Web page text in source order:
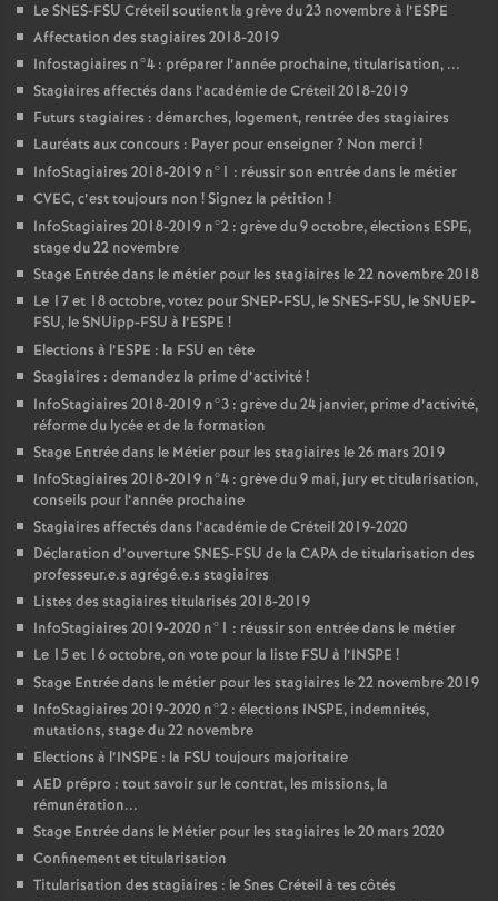
LeSNES-FSU Créteil soutient la grève du 23 novembre à l’ESPE
Affectation des stagiaires 2018-2019
Infostagiaires n°4 : préparer l’année prochaine, titularisation, ...
Stagiaires affectés dans l’académie de Créteil 2018-2019
Futurs stagiaires : démarches, logement, rentrée des stagiaires
Lauréats aux concours : Payer pour enseigner? Non merci !
InfoStagiaires 2018-2019 n°1 : réussir son entrée dans le métier
CVEC, c’est toujours non ! Signez la pétition !
InfoStagiaires 2018-2019 n°2 : grève du 9 octobre, élections ESPE,
stage du 22 novembre
Stage Entrée dans le métier pour les stagiaires le 22 novembre 2018
Le 17 et 18 octobre, votez pourSNEP-FSU, leSNES-FSU, leSNUEP-
FSU, le SNUipp-FSU à l’ESPE !
Elections à l’ESPE : la FSU en tête
Stagiaires : demandez la prime d’activité!
InfoStagiaires 2018-2019 n°3 : grève du 24 janvier, prime d’activité,
réforme du lycée et de la formation
Stage Entrée dans le Métier pour les stagiaires le 26 mars 2019
InfoStagiaires 2018-2019 n°4 : grève du 9 mai, jury et titularisation,
conseils pour l’année prochaine
Stagiaires affectés dans l’académie de Créteil 2019-2020
Déclaration d’ouvertureSNES-FSU de la CAPAde titularisation des
professeur.e.s agrégé.e.s stagiaires
Listes des stagiaires titularisés 2018-2019
InfoStagiaires 2019-2020 n°1 : réussir son entrée dans le métier
Le 15 et 16 octobre, on vote pour la liste FSU à l’INSPE !
Stage Entrée dans le métier pour les stagiaires le 22 novembre 2019
InfoStagiaires 2019-2020 n°2 : élections INSPE, indemnités,
mutations, stage du 22 novembre
Elections à l’INSPE : la FSU toujours majoritaire
AED prépro : tout savoir sur le contrat, les missions, la
rémunération...
Stage Entrée dans le Métier pour les stagiaires le 20 mars 2020
Confinement et titularisation
Titularisation des stagiaires : le Snes Créteil à tes côtés